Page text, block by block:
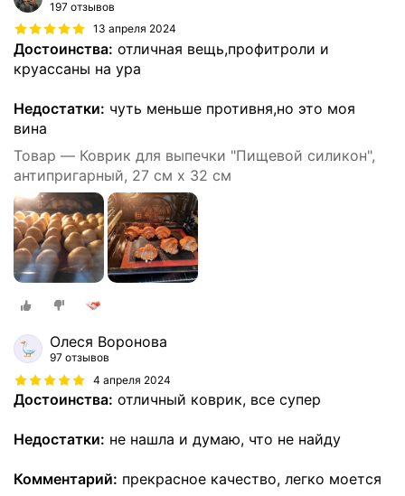
197 отзывов
13 апреля 2024
Достоинства: отличная вещь,профитроли и
круассаны на ура
Недостатки: чуть меньше противня,но это моя
вина
Товар — Коврик для выпечки "Пищевой силикон",
антипригарный, 27 см x 32 см
Олеся Воронова
97 отзывов
4 апреля 2024
Достоинства: отличный коврик, все супер
Недостатки: не нашла и думаю, что не найду
Комментарий: прекрасное качество, легко моется